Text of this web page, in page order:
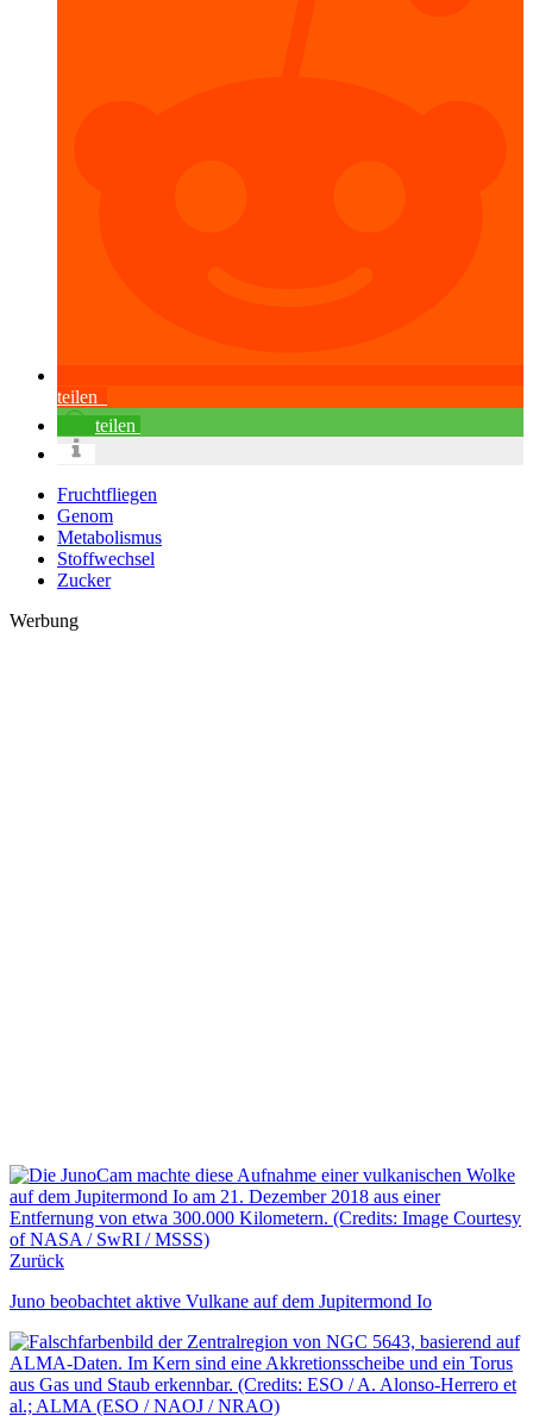
teilen
teilen
Fruchtfliegen
Genom
Metabolismus
Stoffwechsel
Zucker
Werbung
Zurück
Juno beobachtet aktive Vulkane auf dem Jupitermond Io